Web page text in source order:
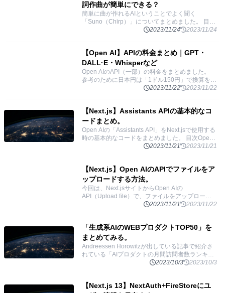
詞作曲が簡単にできる？
簡単に曲が作れるAIということでよく聞く
「Suno（Chirp）」についてまとめました。 目次
「Suno」とはテキストからさまざまな音声を生成
2023/11/24 2023/11/24
【Open AI】APIの料金まとめ｜GPT・
DALL·E・Whisperなど
Open AIのAPI（一部）の料金をまとめました。
参考のために日本円は「1ドル150円」で換算をし
2023/11/22 2023/11/22
【Next.js】Assistants APIの基本的なコ
ードまとめ。
Open AIの「Assistants API」をNext.jsで使用する
時の基本的なコードをまとめました。 目次Open
AIのAPIセットアップ基本の使い方Threads: スレ
2023/11/21 2023/11/21
【Next.js】Open AIのAPIでファイルをア
ップロードする方法。
今回は、Next.jsサイトからOpen AIの
API（Upload file）で、ファイルをアップロード
する方法を実装するのに時間がかかったのでその
2023/11/21 2023/11/22
「生成系AIのWEBプロダクトTOP50」を
まとめてみる。
Andreessen Horowitzが出している記事で紹介さ
れている「AIプロダクトの月間訪問者数ランキン
グTOP50」のサービスをまとめました。 目次
2023/10/3 2023/10/3
【Next.js 13】NextAuth+FireStoreにユ